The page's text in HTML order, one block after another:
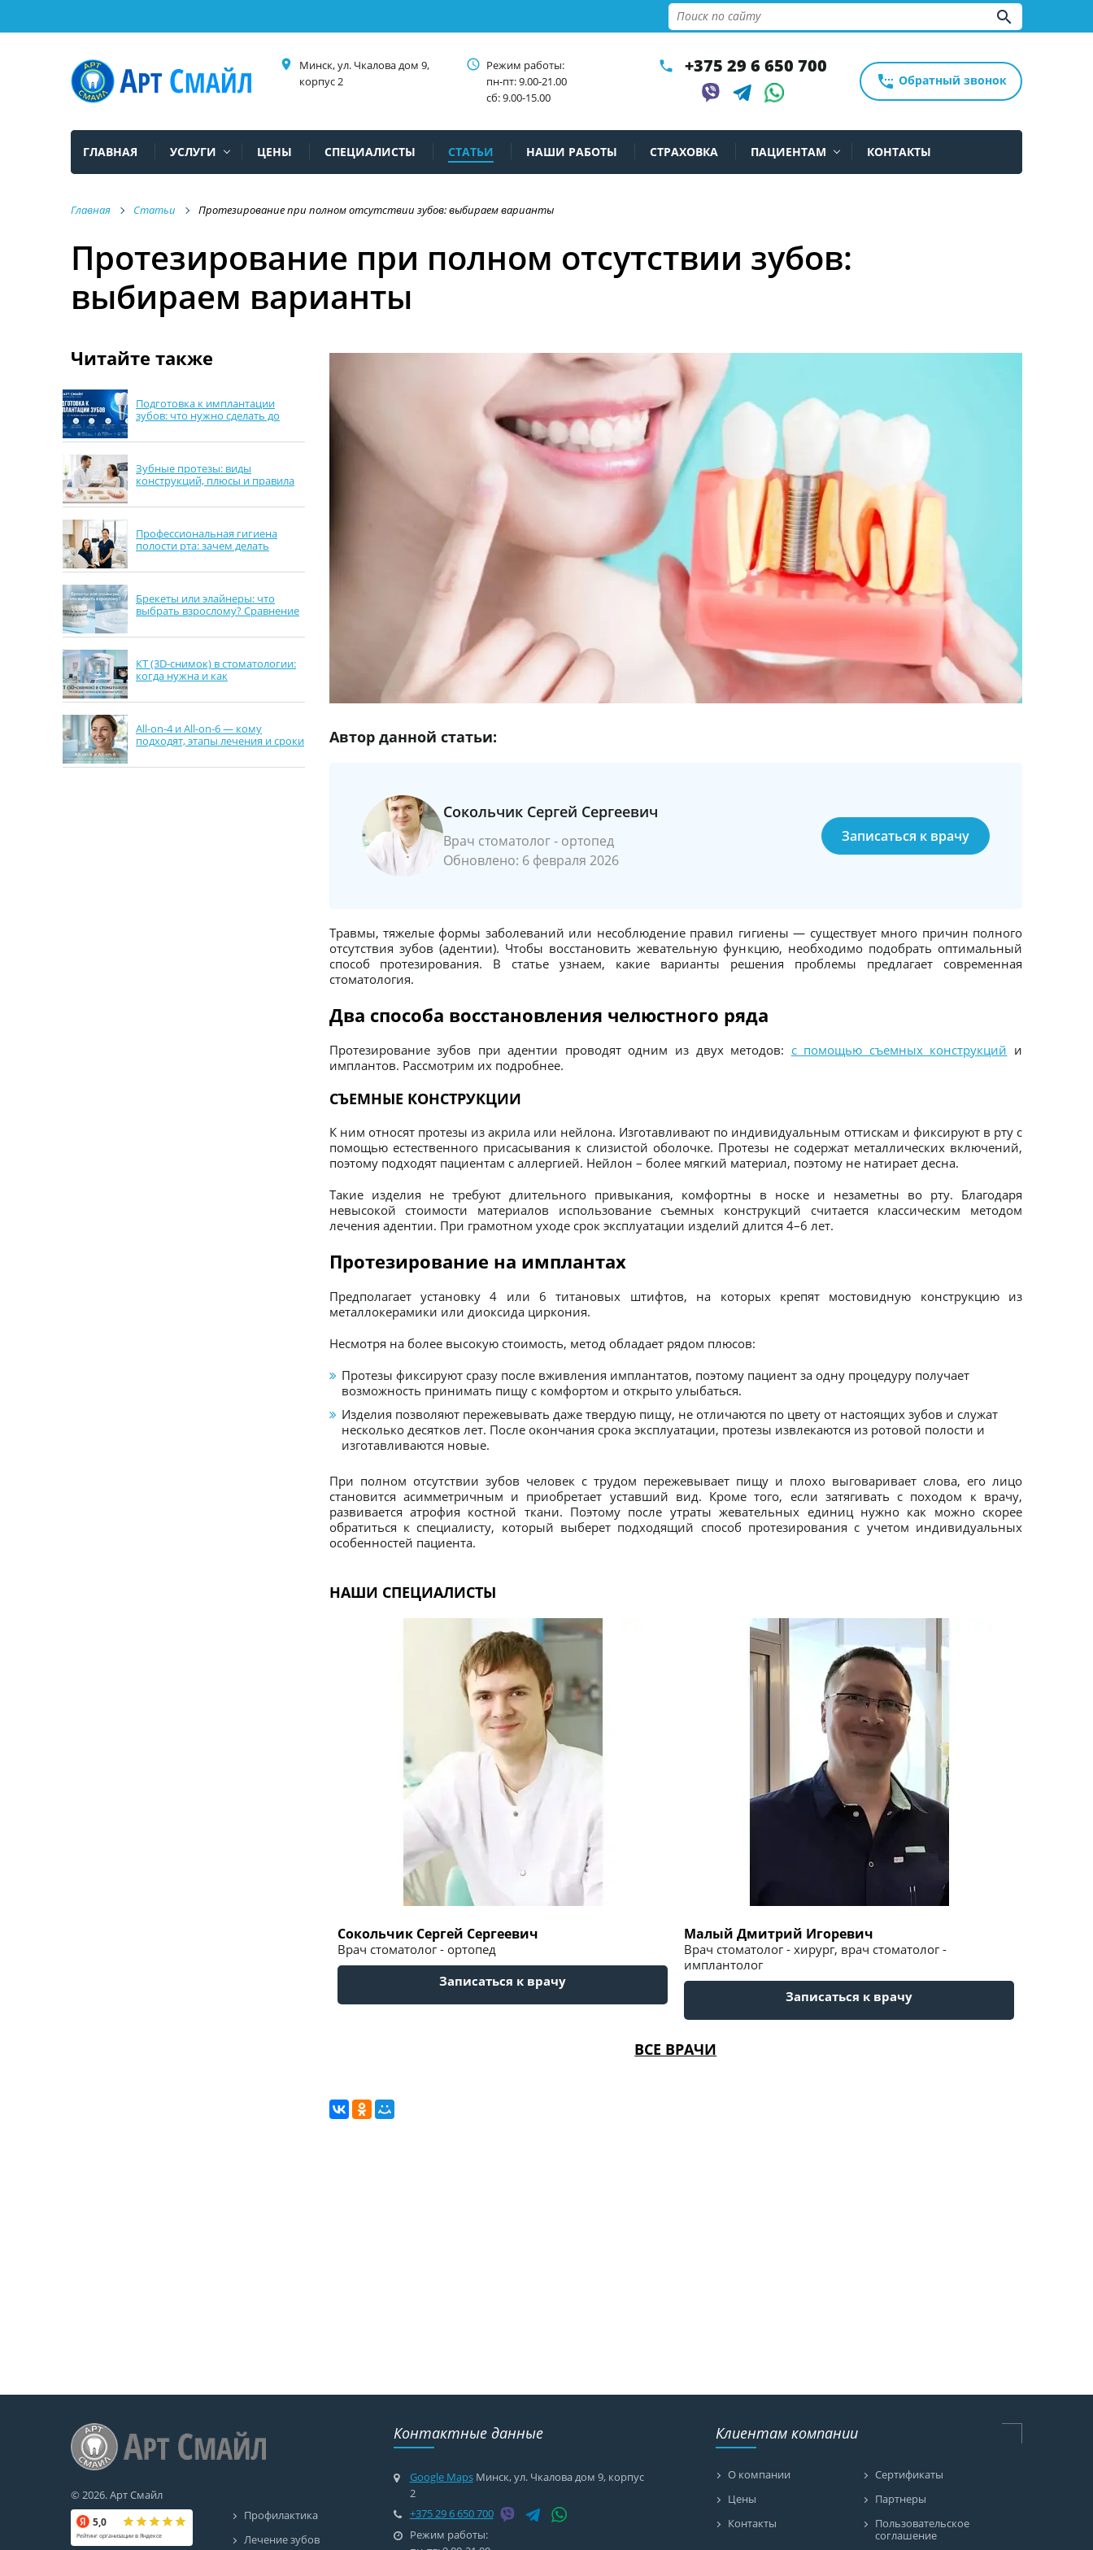
search
settings_phone Обратный звонок
place
Минск, ул. Чкалова дом 9,
корпус 2
access_time Режим работы:
пн-пт: 9.00-21.00
сб: 9.00-15.00
phone +375 29 6 650 700
ГЛАВНАЯ УСЛУГИ ЦЕНЫ СПЕЦИАЛИСТЫ СТАТЬИ НАШИ РАБОТЫ СТРАХОВКА ПАЦИЕНТАМ КОНТАКТЫ
Главная Статьи Протезирование при полном отсутствии зубов: выбираем варианты
Протезирование при полном отсутствии зубов:
выбираем варианты
Автор данной статьи:
Сокольчик Сергей Сергеевич
Врач стоматолог - ортопед
Обновлено: 6 февраля 2026
Записаться к врачу
Травмы, тяжелые формы заболеваний или несоблюдение правил гигиены — существует много причин полного
отсутствия зубов (адентии). Чтобы восстановить жевательную функцию, необходимо подобрать оптимальный
способ протезирования. В статье узнаем, какие варианты решения проблемы предлагает современная
стоматология.
Два способа восстановления челюстного ряда
Протезирование зубов при адентии проводят одним из двух методов: с помощью съемных конструкций и
имплантов. Рассмотрим их подробнее.
СЪЕМНЫЕ КОНСТРУКЦИИ
К ним относят протезы из акрила или нейлона. Изготавливают по индивидуальным оттискам и фиксируют в рту с
помощью естественного присасывания к слизистой оболочке. Протезы не содержат металлических включений,
поэтому подходят пациентам с аллергией. Нейлон – более мягкий материал, поэтому не натирает десна.
Такие изделия не требуют длительного привыкания, комфортны в носке и незаметны во рту. Благодаря
невысокой стоимости материалов использование съемных конструкций считается классическим методом
лечения адентии. При грамотном уходе срок эксплуатации изделий длится 4–6 лет.
Протезирование на имплантах
Предполагает установку 4 или 6 титановых штифтов, на которых крепят мостовидную конструкцию из
металлокерамики или диоксида циркония.
Несмотря на более высокую стоимость, метод обладает рядом плюсов:
Протезы фиксируют сразу после вживления имплантатов, поэтому пациент за одну процедуру получает
возможность принимать пищу с комфортом и открыто улыбаться.
Изделия позволяют пережевывать даже твердую пищу, не отличаются по цвету от настоящих зубов и служат
несколько десятков лет. После окончания срока эксплуатации, протезы извлекаются из ротовой полости и
изготавливаются новые.
При полном отсутствии зубов человек с трудом пережевывает пищу и плохо выговаривает слова, его лицо
становится асимметричным и приобретает уставший вид. Кроме того, если затягивать с походом к врачу,
развивается атрофия костной ткани. Поэтому после утраты жевательных единиц нужно как можно скорее
обратиться к специалисту, который выберет подходящий способ протезирования с учетом индивидуальных
особенностей пациента.
НАШИ СПЕЦИАЛИСТЫ
Сокольчик Сергей Сергеевич
Врач стоматолог - ортопед
Записаться к врачу
Малый Дмитрий Игоревич
Врач стоматолог - хирург, врач стоматолог -
имплантолог
Записаться к врачу
ВСЕ ВРАЧИ
Читайте также
Подготовка к имплантации
зубов: что нужно сделать до
Зубные протезы: виды
конструкций, плюсы и правила
Профессиональная гигиена
полости рта: зачем делать
Брекеты или элайнеры: что
выбрать взрослому? Сравнение
КТ (3D-снимок) в стоматологии:
когда нужна и как
All-on-4 и All-on-6 — кому
подходят, этапы лечения и сроки
© 2026. Арт Смайл
5,0
Рейтинг организации в Яндексе
Профилактика
Лечение зубов
Контактные данные
Google Maps Минск, ул. Чкалова дом 9, корпус
2
+375 29 6 650 700
Режим работы:
Клиентам компании
О компании
Сертификаты
Цены
Партнеры
Контакты
Пользовательское
соглашение